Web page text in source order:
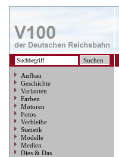
Aufbau
Geschichte
Varianten
Farben
Motoren
Fotos
Verbleibe
Statistik
Modelle
Medien
Dies & Das